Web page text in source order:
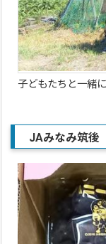
子どもたちと一緒
JAみなみ筑